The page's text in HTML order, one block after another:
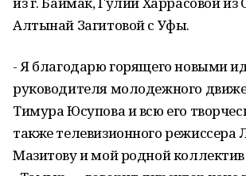
Алтынай Загитовой с Уфы.
- Я благодарю горящего новыми
руководителя молодежного
Тимура Юсупова и всю его
также телевизионного режиссера
Мазитову и мой родной